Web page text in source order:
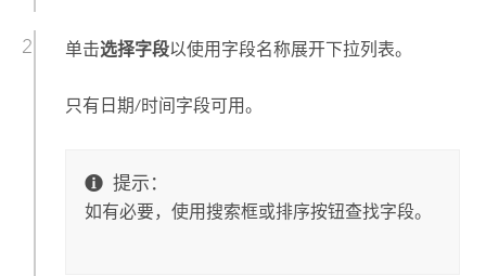
单击选择字段以使用字段名称展开下拉列表。
只有日期/时间字段可用。
提示：
如有必要，使用搜索框或排序按钮查找字段。